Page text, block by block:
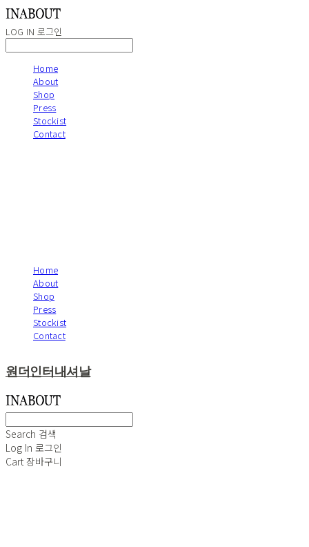
LOG IN 로그인
Home
About
Shop
Press
Stockist
Contact
Home
About
Shop
Press
Stockist
Contact
원더인터내셔날
Search 검색
Log In 로그인
Cart 장바구니